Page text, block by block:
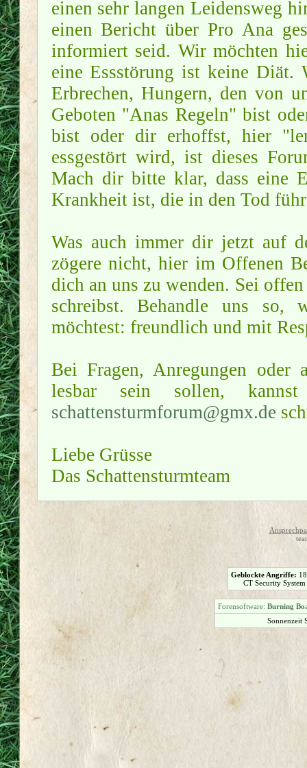
einen sehr langen Leidensweg
einen Bericht über Pro Ana
informiert seid. Wir möchten
eine Essstörung ist keine Diät.
Erbrechen, Hungern, den von
Geboten "Anas Regeln" bist
bist oder dir erhoffst, hier
essgestört wird, ist dieses
Mach dir bitte klar, dass eine
Krankheit ist, die in den Tod
Was auch immer dir jetzt auf
zögere nicht, hier im Offenen
dich an uns zu wenden. Sei
schreibst. Behandle uns so,
möchtest: freundlich und mit
Bei Fragen, Anregungen
lesbar sein sollen,
schattensturmforum@gmx.de
Liebe Grüsse
Das Schattensturmteam
Geblockte Angriffe:
CT Security
Forensoftware: Burning
Sonnenzeit